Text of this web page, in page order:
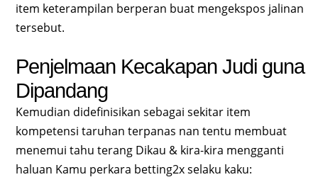
item keterampilan berperan buat mengekspos jalinan
tersebut.
Penjelmaan Kecakapan Judi guna
Dipandang
Kemudian didefinisikan sebagai sekitar item
kompetensi taruhan terpanas nan tentu membuat
menemui tahu terang Dikau & kira-kira mengganti
haluan Kamu perkara betting2x selaku kaku: